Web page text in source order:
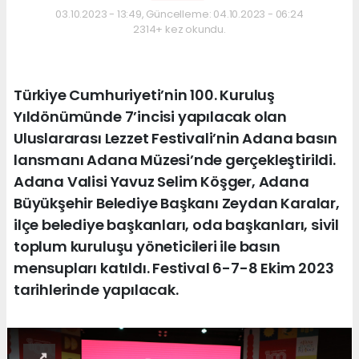
03.10.2023 - 13:49, Güncelleme: 04.10.2023 - 06:24
2314+ kez okundu.
Türkiye Cumhuriyeti’nin 100. Kuruluş
Yıldönümünde 7’incisi yapılacak olan
Uluslararası Lezzet Festivali’nin Adana basın
lansmanı Adana Müzesi’nde gerçekleştirildi.
Adana Valisi Yavuz Selim Köşger, Adana
Büyükşehir Belediye Başkanı Zeydan Karalar,
ilçe belediye başkanları, oda başkanları, sivil
toplum kuruluşu yöneticileri ile basın
mensupları katıldı. Festival 6-7-8 Ekim 2023
tarihlerinde yapılacak.